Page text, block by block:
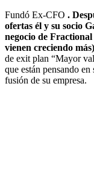
Fundó Ex-CFO .
ofertas él y su socio
negocio de
vienen creciendo
de exit plan “Mayor
que están pensando
fusión de su empresa.